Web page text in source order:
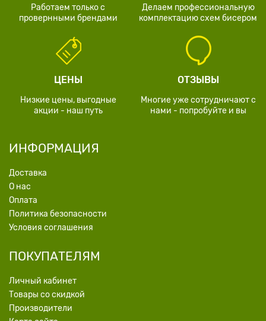
Работаем только с
провернными брендами
Делаем профессиональную
комплектацию схем бисером
ЦЕНЫ
Низкие цены, выгодные
акции - наш путь
ОТЗЫВЫ
Многие уже сотрудничают с
нами - попробуйте и вы
ИНФОРМАЦИЯ
Доставка
О нас
Оплата
Политика безопасности
Условия соглашения
ПОКУПАТЕЛЯМ
Личный кабинет
Товары со скидкой
Производители